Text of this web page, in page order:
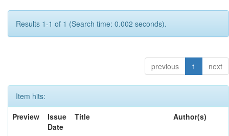
Results 1-1 of 1 (Search time: 0.002 seconds).
previous 1 next
Item hits:
Preview
Issue
Date
Title Author(s)